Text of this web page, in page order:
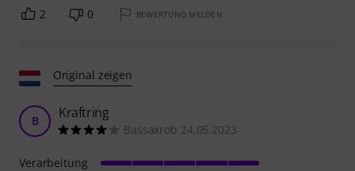
2 0 BEWERTUNG MELDEN
Original zeigen
B Kraftring
Bassaxrob 24.05.2023
Verarbeitung